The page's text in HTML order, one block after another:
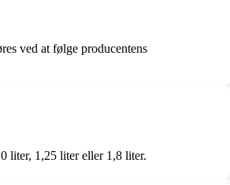
ved at følge producentens
liter, 1,25 liter eller 1,8 liter.